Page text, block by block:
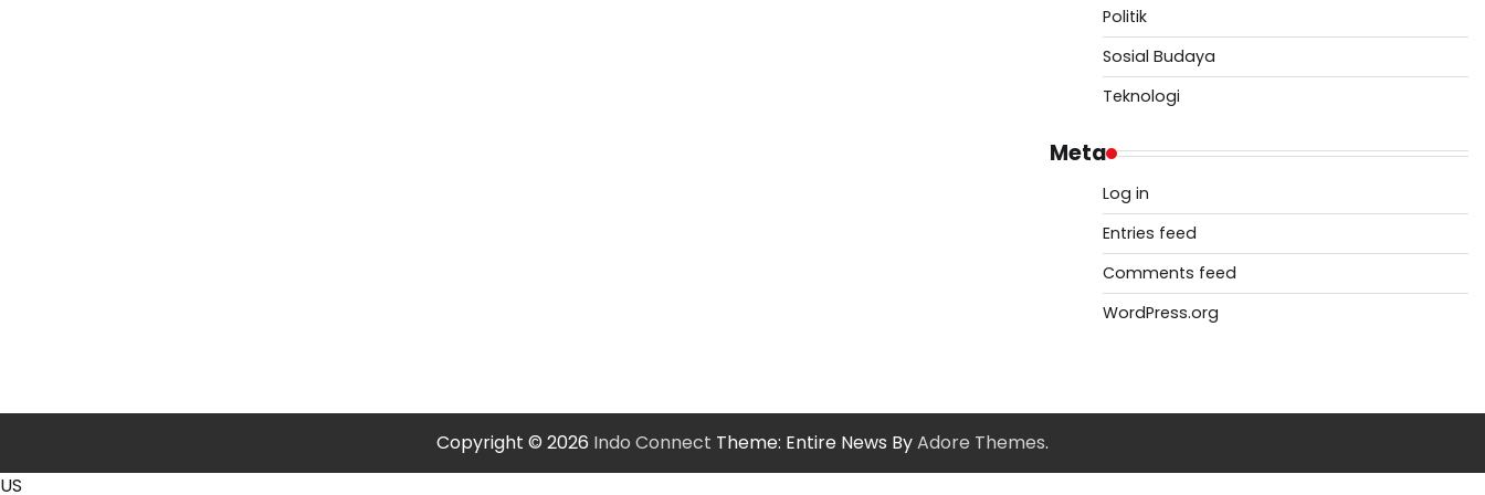
Politik
Sosial Budaya
Teknologi
Meta
Log in
Entries feed
Comments feed
WordPress.org
Copyright © 2026 Indo Connect Theme: Entire News ByAdore Themes.
US